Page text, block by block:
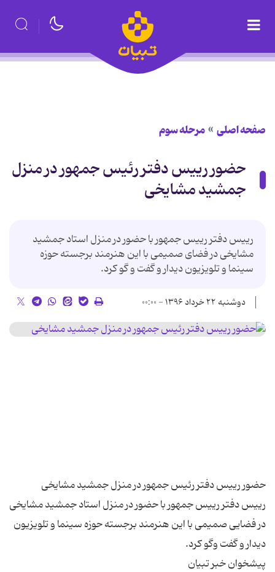
صفحه اصلی مرحله سوم
حضور رییس دفتر رئیس جمهور در منزل
جمشید مشایخی
رییس دفتر رییس جمهور با حضور در منزل استاد جمشید
مشایخی در فضای صمیمی با این هنرمند برجسته حوزه
سینما و تلویزیون دیدار و گفت و گو کرد.
دوشنبه ۲۲ خرداد ۱۳۹۶ - ۰۰:۰۰
رییس دفتر رییس جمهور با حضور در منزل استاد جمشید مشایخی
در فضایی صمیمی با این هنرمند برجسته حوزه سینما و تلویزیون